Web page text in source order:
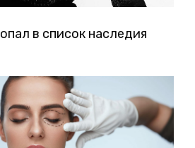
в список наследия